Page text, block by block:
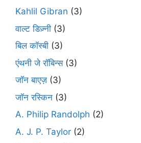
Kahlil Gibran (3)
वाल्ट डिज़्नी (3)
बिल कॉस्बी (3)
एंथनी जे रॉबिन्स(3)
जॉन बाएज़ (3)
जॉन रस्किन (3)
A. Philip Randolph (2)
A. J. P. Taylor (2)